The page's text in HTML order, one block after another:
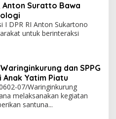
Anton Suratto Bawa
I DPR RI Anton Sukartono
untuk berinteraksi
dan SPPG
Anak Yatim Piatu
07/Waringinkurung
melaksanakan kegiatan
santuna...